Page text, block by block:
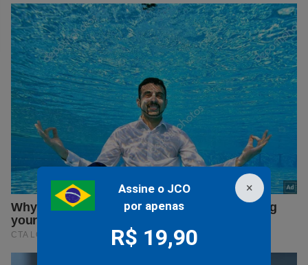
×
Assine o JCO
por apenas
R$ 19,90